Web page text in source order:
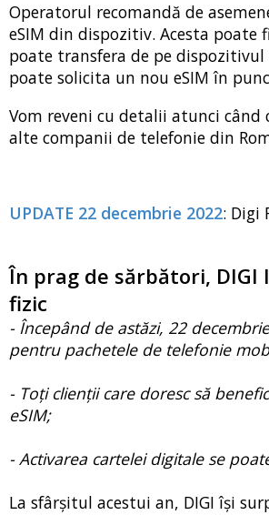
Operatorul recomandă de
eSIM din dispozitiv. Acesta poate
poate transfera de pe
poate solicita un nou eSIM în
Vom reveni cu detalii atunci
alte companii de telefonie din
UPDATE 22 decembrie 2022: Digi
În prag de sărbători, DIGI
fizic
- Începând de astăzi, 22
pentru pachetele de telefonie
- Toți clienții care doresc să
eSIM;
- Activarea cartelei digitale se
La sfârșitul acestui an, DIGI își